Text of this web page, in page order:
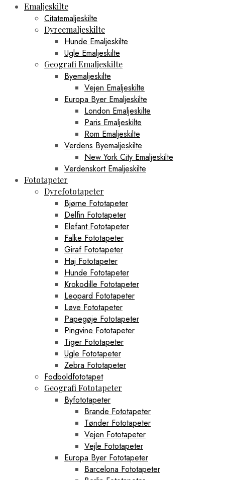
Emaljeskilte
Citatemaljeskilte
Dyreemaljeskilte
Hunde Emaljeskilte
Ugle Emaljeskilte
Geografi Emaljeskilte
Byemaljeskilte
Vejen Emaljeskilte
Europa Byer Emaljeskilte
London Emaljeskilte
Paris Emaljeskilte
Rom Emaljeskilte
Verdens Byemaljeskilte
New York City Emaljeskilte
Verdenskort Emaljeskilte
Fototapeter
Dyrefototapeter
Bjørne Fototapeter
Delfin Fototapeter
Elefant Fototapeter
Falke Fototapeter
Giraf Fototapeter
Haj Fototapeter
Hunde Fototapeter
Krokodille Fototapeter
Leopard Fototapeter
Løve Fototapeter
Papegøje Fototapeter
Pingvine Fototapeter
Tiger Fototapeter
Ugle Fototapeter
Zebra Fototapeter
Fodboldfototapet
Geografi Fototapeter
Byfototapeter
Brande Fototapeter
Tønder Fototapeter
Vejen Fototapeter
Vejle Fototapeter
Europa Byer Fototapeter
Barcelona Fototapeter